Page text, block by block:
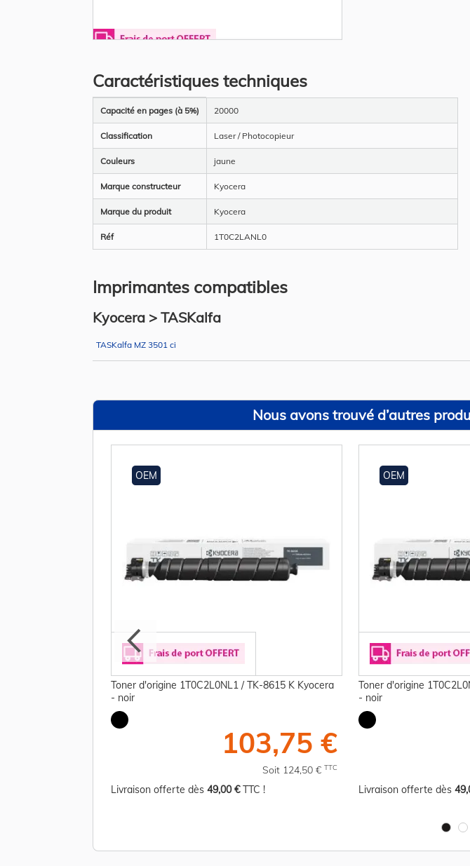
beginning
of
the
images
gallery
Caractéristiques techniques
d’information
Capacité en pages (à 5%) 20000
Classification Laser / Photocopieur
Couleurs jaune
Marque constructeur Kyocera
Marque du produit Kyocera
Réf 1T0C2LANL0
Imprimantes compatibles
Kyocera > TASKalfa
TASKalfa MZ 3501 ci
Nous avons trouvé d’autres
OEM
Toner d'origine 1T0C2L0NL1 / TK-8615 K Kyocera
- noir
103,75 €
Soit 124,50 € TTC
Livraison offerte dès 49,00 €TTC !
OEM
Toner d'origine
- noir
Livraison offerte dès